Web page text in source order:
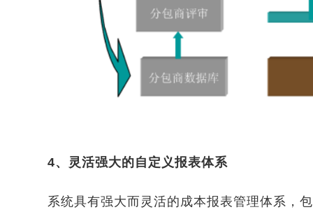
4、灵活强大的自定义报表体系
系统具有强大而灵活的成本报表管理体系，包